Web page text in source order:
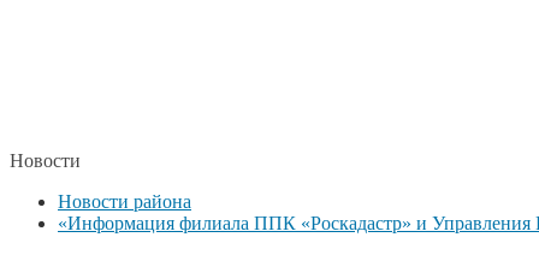
Новости
Новости района
«Информация филиала ППК «Роскадастр» и Управления